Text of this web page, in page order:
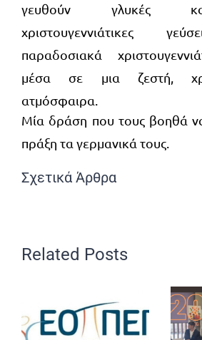
γευθούν γλυκές
χριστουγεννιάτικες
παραδοσιακά
μέσα σε μια ζεστή,
ατμόσφαιρα.
Μία δράση που τους βοηθά
πράξη τα γερμανικά τους.
Σχετικά Άρθρα
Related Posts